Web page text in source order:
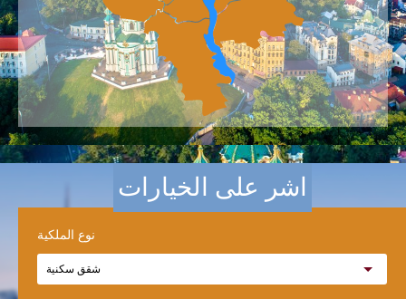
اشر على الخيارات
نوع الملكية
شقق سكنية